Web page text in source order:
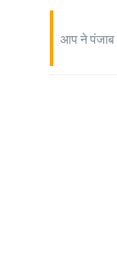
आप ने पंजाब